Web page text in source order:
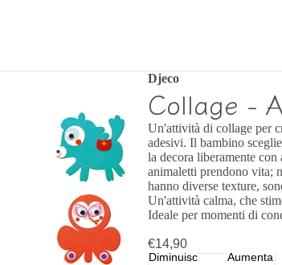
Djeco
Collage -
Un'attività di collage per
adesivi. Il bambino
la decora liberamente
animaletti prendono vita;
hanno diverse texture,
Un'attività calma, che
Ideale per momenti di
€14,90
Diminuisci
Aumenta